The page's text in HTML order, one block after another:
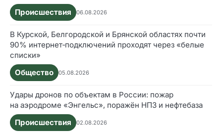
Происшествия
06.08.2026
В Курской, Белгородской и Брянской областях почти
90% интернет‑подключений проходят через «белые
списки»
Общество
05.08.2026
Удары дронов по объектам в России: пожар
на аэродроме «Энгельс», поражён НПЗ и нефтебаза
Происшествия
02.08.2026